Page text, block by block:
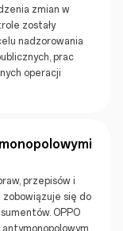
zmian w
zostały
nadzorowania
prac
operacji
przepisów i
zobowiązuje się do
OPPO